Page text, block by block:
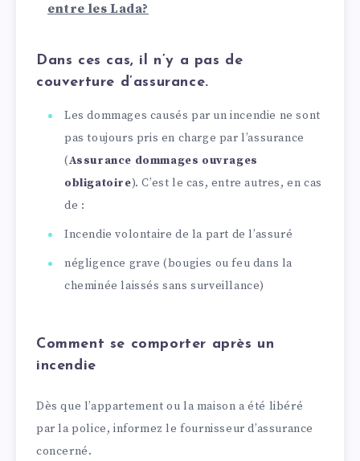
entre les Lada?
Dans ces cas, il n’y a pas de
couverture d’assurance.
Les dommages causés par un incendie ne sont
pas toujours pris en charge par l’assurance
(Assurance dommages ouvrages
obligatoire). C’est le cas, entre autres, en cas
de :
Incendie volontaire de la part de l’assuré
négligence grave (bougies ou feu dans la
cheminée laissés sans surveillance)
Comment se comporter après un
incendie
Dès que l’appartement ou la maison a été libéré
par la police, informez le fournisseur d’assurance
concerné.